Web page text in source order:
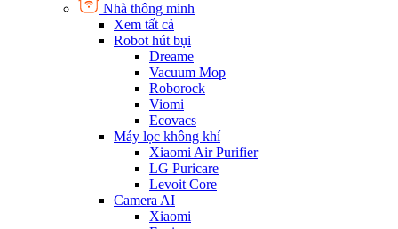
Nhà thông minh
Xem tất cả
Robot hút bụi
Dreame
Vacuum Mop
Roborock
Viomi
Ecovacs
Máy lọc không khí
Xiaomi Air Purifier
LG Puricare
Levoit Core
Camera AI
Xiaomi